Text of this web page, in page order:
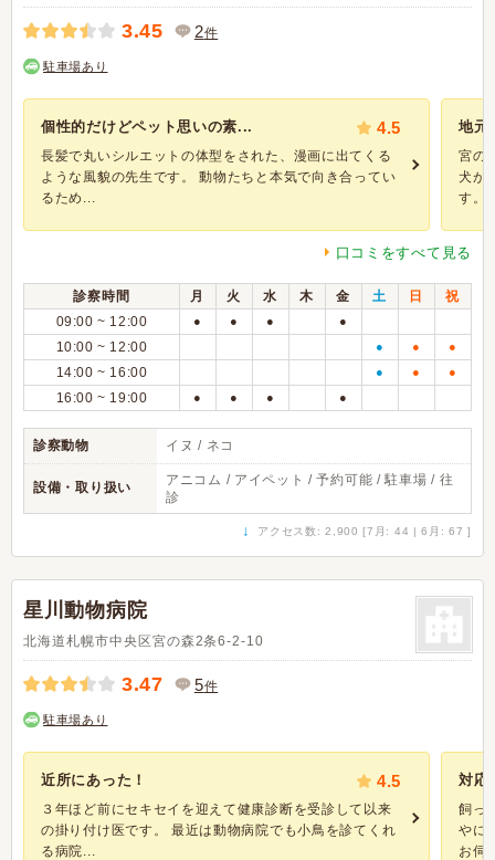
3.45 2件
駐車場あり
個性的だけどペット思いの素... 4.5
長髪で丸いシルエットの体型をされた、漫画に出てくる
ような風貌の先生です。 動物たちと本気で向き合ってい
るため...
地元
宮の
犬が
す。
口コミをすべて見る
診察時間 月 火 水 木 金 土 日
祝
09:00 ~ 12:00
● ● ● ●
10:00 ~ 12:00 ● ● ●
14:00 ~ 16:00 ● ● ●
16:00 ~ 19:00 ● ● ● ●
診察動物 イヌ / ネコ
設備・取り扱い
アニコム / アイペット / 予約可能 / 駐車場 / 往
診
↓ アクセス数: 2,900 [7月: 44 | 6月: 67 ]
星川動物病院
北海道札幌市中央区宮の森2条6-2-10
3.47 5件
駐車場あり
近所にあった！ 4.5
３年ほど前にセキセイを迎えて健康診断を受診して以来
の掛り付け医です。 最近は動物病院でも小鳥を診てくれ
る病院...
対応
飼っ
やに
お伺